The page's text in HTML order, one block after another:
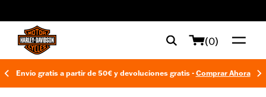
(0)
Envío gratis a partir de 50€ y devoluciones gratis - Comprar Ahora